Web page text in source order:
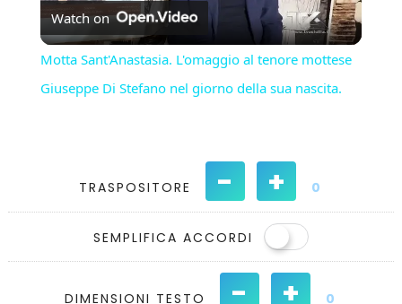
Video
Watch on
Motta Sant'Anastasia. L'omaggio al tenore mottese
Giuseppe Di Stefano nel giorno della sua nascita.
TRASPOSITORE - + 0
SEMPLIFICA ACCORDI
DIMENSIONI TESTO - + 0